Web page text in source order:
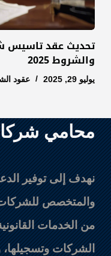
تحديث عقد تاسيس
والشروط 2025
يوليو 29, 2025 عقود
محامي
نهدف إلى توفير
والمتخصص
من الخدمات
الشركات وتسجيلها،